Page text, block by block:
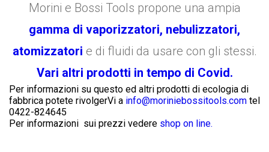
Morini e Bossi Tools propone una ampia
gamma di vaporizzatori, nebulizzatori,
atomizzatori e di fluidi da usare con gli stessi.
Vari altri prodotti in tempo di Covid.
Per informazioni su questo ed altri prodotti di ecologia di
fabbrica potete rivolgerVi a info@moriniebossitools.com tel
0422-824645
Per informazioni sui prezzi vedere shop on line.